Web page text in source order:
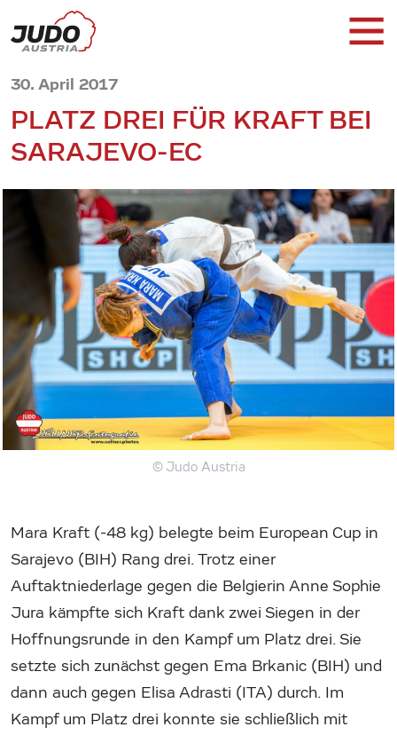
30. April 2017
PLATZ DREI FÜR KRAFT BEI
SARAJEVO-EC
© Judo Austria
Mara Kraft (-48 kg) belegte beim European Cup in
Sarajevo (BIH) Rang drei. Trotz einer
Auftaktniederlage gegen die Belgierin Anne Sophie
Jura kämpfte sich Kraft dank zwei Siegen in der
Hoffnungsrunde in den Kampf um Platz drei. Sie
setzte sich zunächst gegen Ema Brkanic (BIH) und
dann auch gegen Elisa Adrasti (ITA) durch. Im
Kampf um Platz drei konnte sie schließlich mit